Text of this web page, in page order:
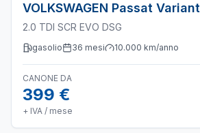
VOLKSWAGEN Passat Variant
2.0 TDI SCR EVO DSG
gasolio 36 mesi 10.000 km/anno
CANONE DA
399 €
+ IVA / mese